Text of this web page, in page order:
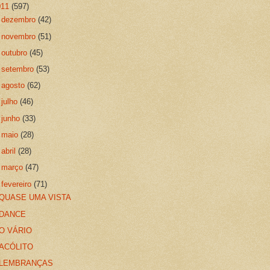
(597)
dezembro(42)
novembro(51)
outubro(45)
setembro(53)
agosto(62)
julho(46)
junho(33)
maio(28)
abril(28)
março(47)
fevereiro(71)
UMA VISTA
VÁRIO